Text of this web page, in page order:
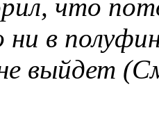
что
в
выйдет